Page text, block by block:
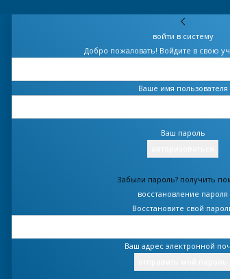
войти в систему
Добро пожаловать! Войдите в свою
Ваше имя пользователя
Ваш пароль
Забыли пароль? получить
восстановление пароля
Восстановите свой
Ваш адрес электронной